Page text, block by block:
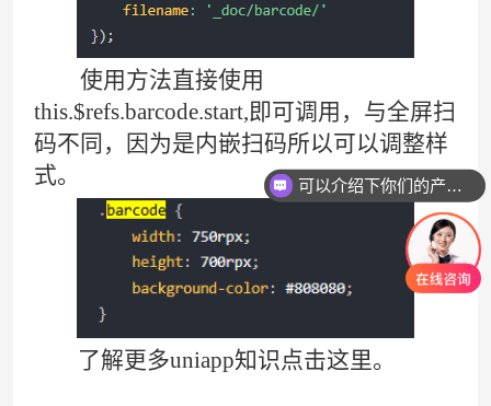
使用方法直接使用
this.$refs.barcode.start,即可调用，与全屏扫
码不同，因为是内嵌扫码所以可以调整样
式。
了解更多uniapp知识 点击这里。
可以介绍下你们的产品么